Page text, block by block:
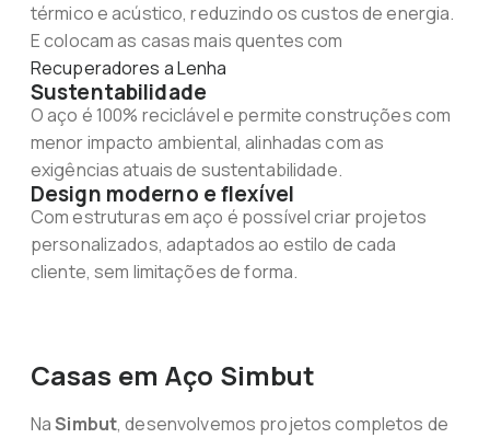
térmico e acústico, reduzindo os custos de energia.
E colocam as casas mais quentes com
Recuperadores a Lenha
Sustentabilidade
O aço é 100% reciclável e permite construções com
menor impacto ambiental, alinhadas com as
exigências atuais de sustentabilidade.
Design moderno e flexível
Com estruturas em aço é possível criar projetos
personalizados, adaptados ao estilo de cada
cliente, sem limitações de forma.
Casas em Aço Simbut
NaSimbut, desenvolvemos projetos completos de